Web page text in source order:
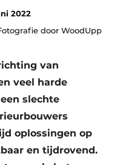
2022
door WoodUpp
van
veel harde
slechte
oplossingen op
en tijdrovend.